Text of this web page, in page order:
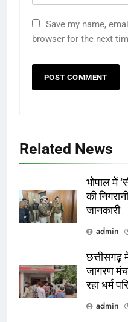
Save my name,
browser for the next
Related News
भोपाल में
की
जानकारी
admin
छत्तीसगढ़
जागरण
रहा धर्म
admin